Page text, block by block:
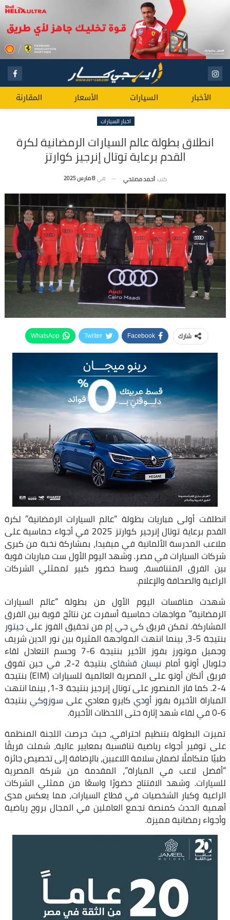
الأخبار السيارات الأسعار المقارنة
اخبار السيارات
انطلاق بطولة عالم السيارات الرمضانية لكرة
القدم برعاية توتال إنرجيز كوارتز
كتب أحمد مصلحي في 8 مارس 2025
شارك Facebook
Twitter
WhatsApp
انطلقت أولى مباريات بطولة “عالم السيارات الرمضانية” لكرة
القدم برعاية توتال إنرجير كوارتز 2025 في أجواء حماسية على
ملاعب المدرسة الألمانية في ميفيدا، بمشاركة نخبة من كبرى
شركات السيارات في مصر. وشهد اليوم الأول ست مباريات قوية
بين الفرق المتنافسة، وسط حضور كبير لممثلي الشركات
الراعية والصحافة والإعلام.
شهدت منافسات اليوم الأول من بطولة “عالم السيارات
الرمضانية” مواجهات حماسية أسفرت عن نتائج قوية بين الفرق
المشاركة. تمكن فريقكي جي إممن تحقيق الفوز علىجيتور
بنتيجة 5-3، بينما انتهت المواجهة المثيرة بين نور الدين شريف
وجميل موتورز بفوز الأخير بنتيجة 6-7 وحسم التعادل لقاء
جلوبال أوتو أمام نيسان قشقاي بنتيجة 2-2، في حين تفوق
فريق ألكان أوتو على المصرية العالمية للسيارات (EIM) بنتيجة
4-2. كما فاز المنصور على توتال إنرجيز بنتيجة 3-1، بينما انتهت
المباراة الأخيرة بفوز أوديكايرو معادي على سوزوكي بنتيجة
6-0 في لقاء شهد إثارة حتى اللحظات الأخيرة.
تميزت البطولة بتنظيم احترافي، حيث حرصت اللجنة المنظمة
على توفير أجواء رياضية تنافسية بمعايير عالية، شملت فريقًا
طبيًا متكاملًا لضمان سلامة اللاعبين، بالإضافة إلى تخصيص جائزة
“أفضل لاعب في المباراة”، المقدمة من شركة المصرية
للسيارات. وشهد الافتتاح حضورًا واسعًا من ممثلي الشركات
الراعية وكبار الشخصيات في قطاع السيارات، مما يعكس مدى
أهمية الحدث كمنصة تجمع العاملين في المجال بروح رياضية
وأجواء رمضانية مميزة.